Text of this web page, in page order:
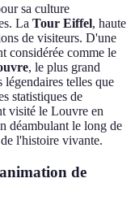
sa culture
La Tour Eiffel, haute
de visiteurs. D'une
considérée comme le
, le plus grand
telles que
statistiques de
visité le Louvre en
déambulant le long de
l'histoire vivante.
de